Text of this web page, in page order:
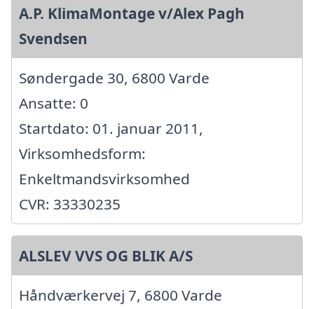
A.P. KlimaMontage v/Alex Pagh
Svendsen
Søndergade 30, 6800 Varde
Ansatte: 0
Startdato: 01. januar 2011,
Virksomhedsform:
Enkeltmandsvirksomhed
CVR: 33330235
ALSLEV VVS OG BLIK A/S
Håndværkervej 7, 6800 Varde